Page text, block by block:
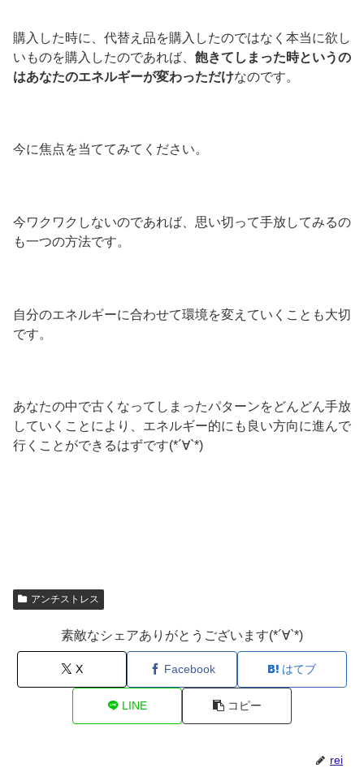
購入した時に、代替え品を購入したのではなく本当に欲し
いものを購入したのであれば、 飽きてしまった時というの
はあなたのエネルギーが変わっただけなのです。
今に焦点を当ててみてください。
今ワクワクしないのであれば、思い切って手放してみるの
も一つの方法です。
自分のエネルギーに合わせて環境を変えていくことも大切
です。
あなたの中で古くなってしまったパターンをどんどん手放
していくことにより、エネルギー的にも良い方向に進んで
行くことができるはずです(*´∀`*)
アンチストレス
素敵なシェアありがとうございます(*´∀`*)
X Facebook はてブ
LINE コピー
rei